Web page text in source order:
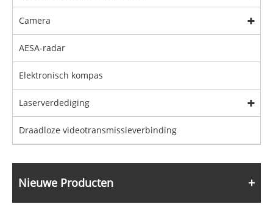
Camera
AESA-radar
Elektronisch kompas
Laserverdediging
Draadloze videotransmissieverbinding
Nieuwe Producten